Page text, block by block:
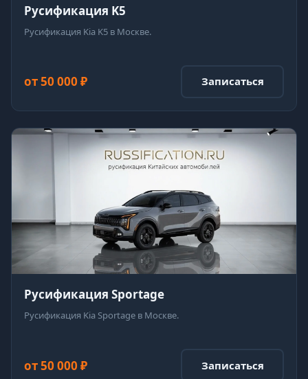
Русификация K5
Русификация Kia K5 в Москве.
от 50 000 ₽ Записаться
Русификация Sportage
Русификация Kia Sportage в Москве.
от 50 000 ₽ Записаться